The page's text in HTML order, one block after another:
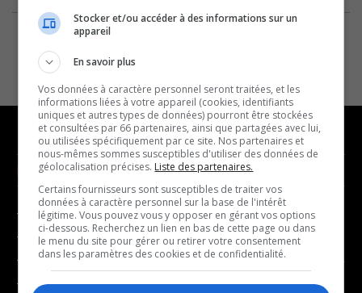
NOUVELLES
- Affaires municipales
- Communauté / Social
- Culture
- Économie
MUSIQUE
- Décompte franco
- Joué récemment
BALADOS
Stocker et/ou accéder à des informations sur un
appareil
En savoir plus
Vos données à caractère personnel seront traitées, et les
informations liées à votre appareil (cookies, identifiants
uniques et autres types de données) pourront être stockées
et consultées par 66 partenaires, ainsi que partagées avec lui,
ou utilisées spécifiquement par ce site. Nos partenaires et
nous-mêmes sommes susceptibles d'utiliser des données de
géolocalisation précises. Liste des partenaires.
Certains fournisseurs sont susceptibles de traiter vos
données à caractère personnel sur la base de l'intérêt
légitime. Vous pouvez vous y opposer en gérant vos options
ci-dessous. Recherchez un lien en bas de cette page ou dans
le menu du site pour gérer ou retirer votre consentement
dans les paramètres des cookies et de confidentialité.